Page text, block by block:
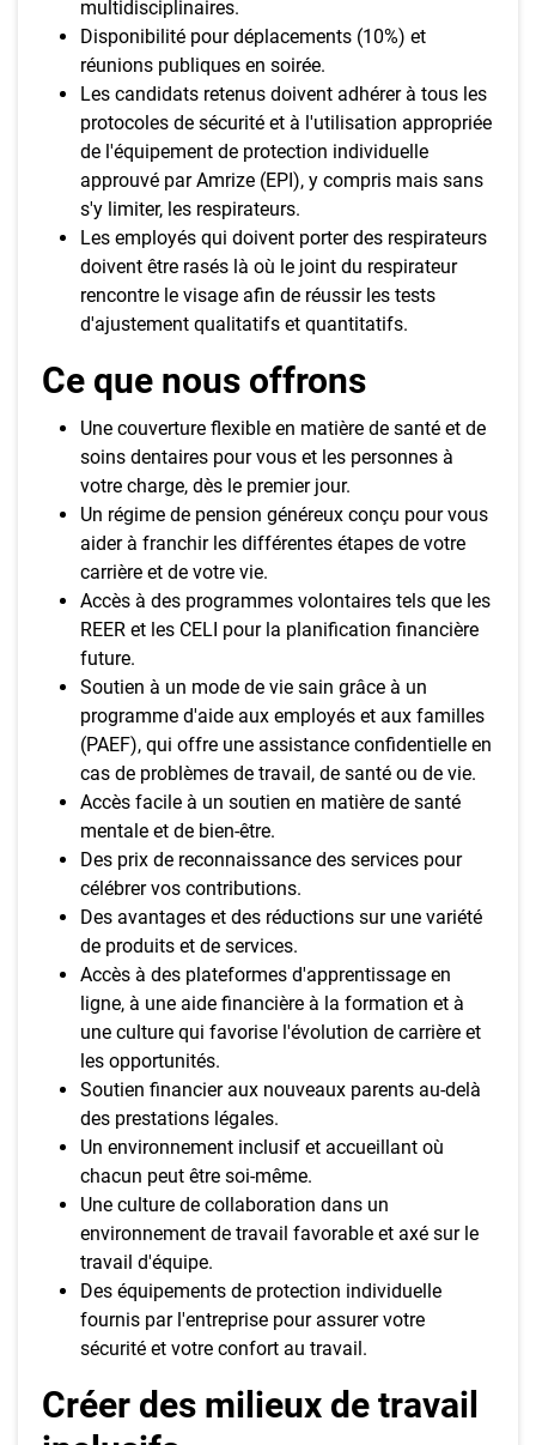
multidisciplinaires.
Disponibilité pour déplacements (10%) et
réunions publiques en soirée.
Les candidats retenus doivent adhérer à tous les
protocoles de sécurité et à l'utilisation appropriée
de l'équipement de protection individuelle
approuvé par Amrize (EPI), y compris mais sans
s'y limiter, les respirateurs.
Les employés qui doivent porter des respirateurs
doivent être rasés là où le joint du respirateur
rencontre le visage afin de réussir les tests
d'ajustement qualitatifs et quantitatifs.
Ce que nous offrons
Une couverture flexible en matière de santé et de
soins dentaires pour vous et les personnes à
votre charge, dès le premier jour.
Un régime de pension généreux conçu pour vous
aider à franchir les différentes étapes de votre
carrière et de votre vie.
Accès à des programmes volontaires tels que les
REER et les CELI pour la planification financière
future.
Soutien à un mode de vie sain grâce à un
programme d'aide aux employés et aux familles
(PAEF), qui offre une assistance confidentielle en
cas de problèmes de travail, de santé ou de vie.
Accès facile à un soutien en matière de santé
mentale et de bien-être.
Des prix de reconnaissance des services pour
célébrer vos contributions.
Des avantages et des réductions sur une variété
de produits et de services.
Accès à des plateformes d'apprentissage en
ligne, à une aide financière à la formation et à
une culture qui favorise l'évolution de carrière et
les opportunités.
Soutien financier aux nouveaux parents au-delà
des prestations légales.
Un environnement inclusif et accueillant où
chacun peut être soi-même.
Une culture de collaboration dans un
environnement de travail favorable et axé sur le
travail d'équipe.
Des équipements de protection individuelle
fournis par l'entreprise pour assurer votre
sécurité et votre confort au travail.
Créer des milieux de travail